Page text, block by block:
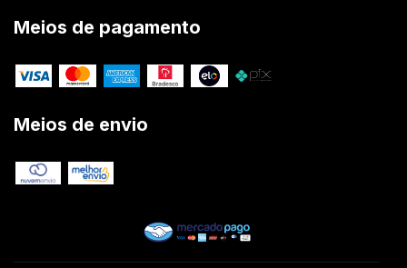
Meios de pagamento
Meios de envio